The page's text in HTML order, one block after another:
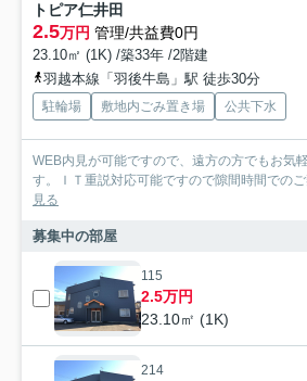
トピア仁井田
2.5万円 管理/共益費0円
23.10㎡ (1K) /築33年 /2階建
羽越本線「羽後牛島」駅 徒歩30分
駐輪場 敷地内ごみ置き場 公共下水
WEB内見が可能ですので、遠方の方でもお気
す。ＩＴ重説対応可能ですので隙間時間での
見る
募集中の部屋
115
2.5万円
23.10㎡ (1K)
214